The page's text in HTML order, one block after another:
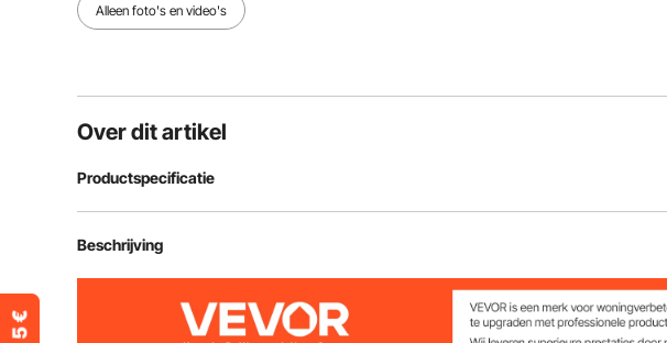
Alleen foto's en video's
Over dit artikel
Productspecificatie
Artikelmodelnummer
Hoofdmateriaal
Beschrijving